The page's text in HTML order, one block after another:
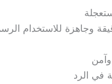
وجاهزة للاستخدام
في الرد